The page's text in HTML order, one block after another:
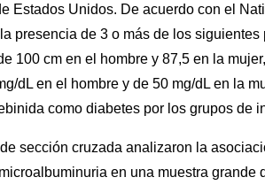
Estados Unidos. De acuerdo con el
presencia de 3 o más de los
100 cm en el hombre y 87,5 en la
dL en el hombre y de 50 mg/dL en la
como diabetes por los grupos de
sección cruzada analizaron la
en una muestra